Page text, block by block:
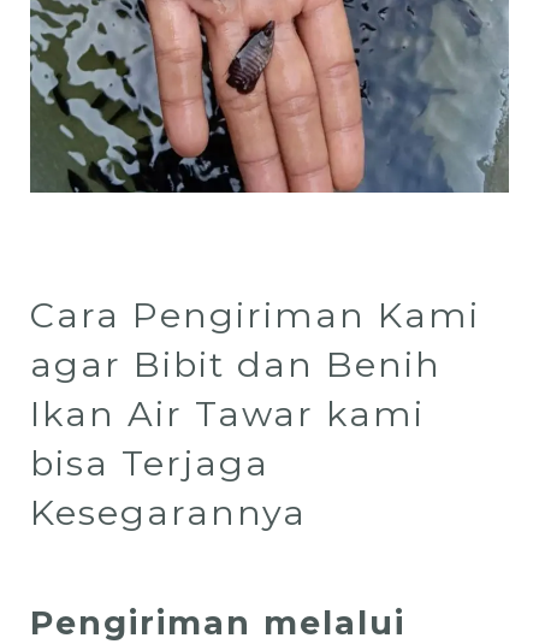
Cara Pengiriman Kami
agar Bibit dan Benih
Ikan Air Tawar kami
bisa Terjaga
Kesegarannya
Pengiriman melalui